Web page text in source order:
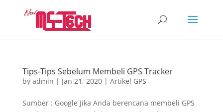
Tips-Tips Sebelum Membeli GPS Tracker
by admin | Jan 21, 2020| Artikel GPS
Sumber : Google Jika Anda berencana membeli GPS